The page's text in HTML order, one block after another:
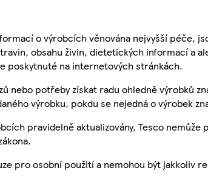
o výrobcích věnována nejvyšší péče,
obsahu živin, dietetických informací a
poskytnuté na internetových stránkách.
nebo potřeby získat radu ohledně výrobků
výrobku, pokdu se nejedná o výrobek
pravidelně aktualizovány, Tesco
pro osobní použití a nemohou být jakkoliv